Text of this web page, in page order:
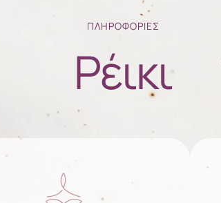
ΠΛΗΡΟΦΟΡΙΕΣ
Ρέικι